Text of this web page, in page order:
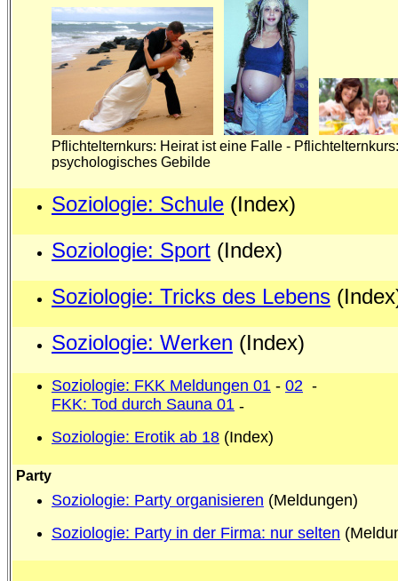
Pflichtelternkurs: Heirat ist eine Falle -
psychologisches Gebilde
Soziologie: Schule (Index)
Soziologie: Sport (Index)
Soziologie: Tricks des Lebens
Soziologie: Werken (Index)
Soziologie: FKK Meldungen 01 - 02 -
FKK: Tod durch Sauna 01 -
Soziologie: Erotik ab 18 (Index)
Party
Soziologie: Party organisieren (Meldungen)
Soziologie: Party in der Firma: nur selten